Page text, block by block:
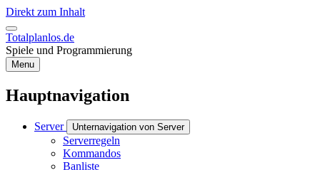
Direkt zum Inhalt
Totalplanlos.de
Spiele und Programmierung
Menu
Hauptnavigation
Server Unternavigation von Server
Serverregeln
Kommandos
Banliste